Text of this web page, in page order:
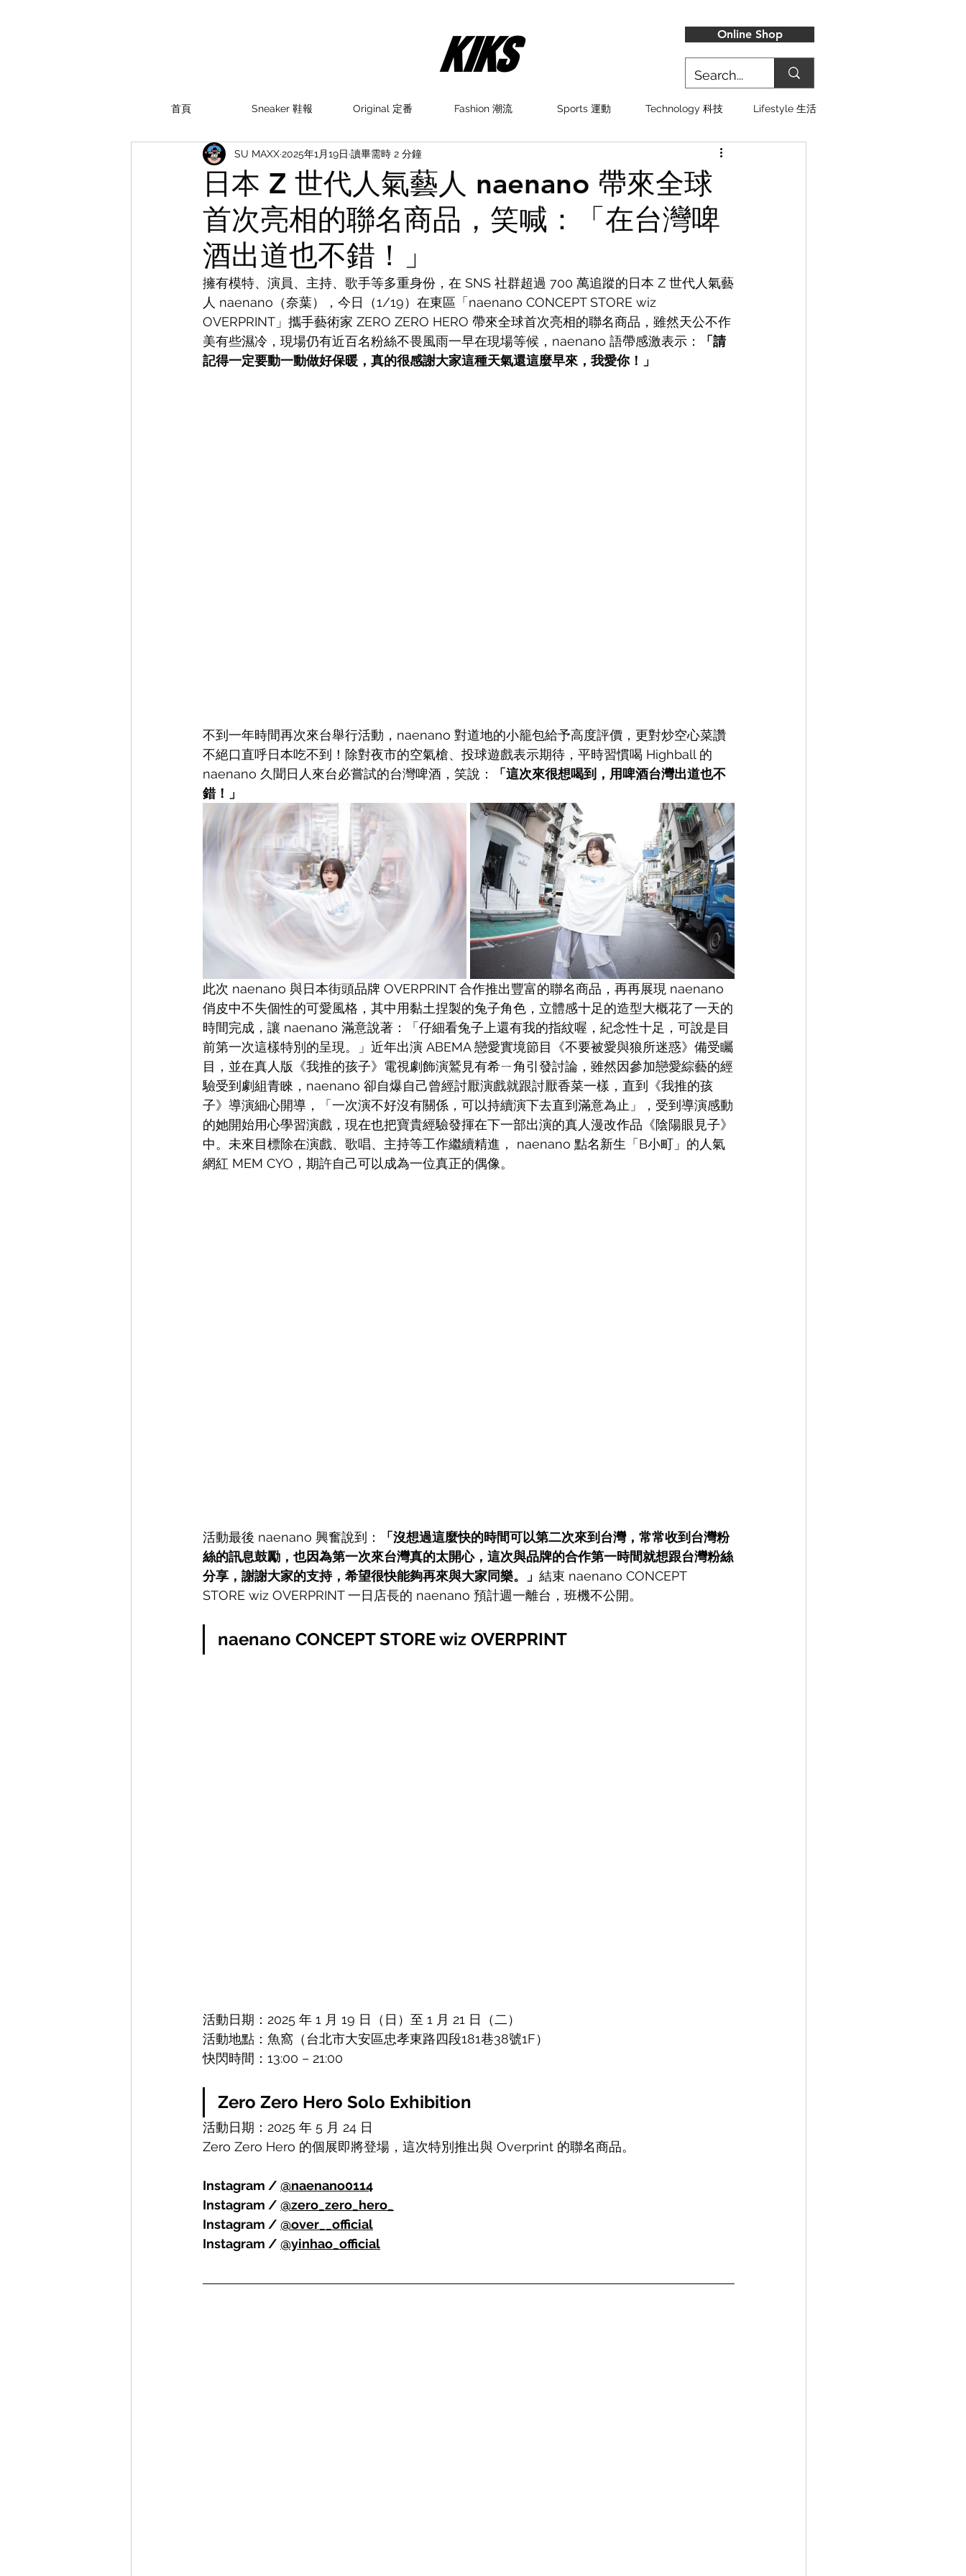
Online Shop
首頁 Sneaker 鞋報 Original 定番 Fashion 潮流 Sports 運動 Technology 科技 Lifestyle 生活
日本 Z 世代人氣藝人 naenano 帶來全球
首次亮相的聯名商品，笑喊：「在台灣啤
酒出道也不錯！」
SU MAXX2025年1月19日 讀畢需時 2 分鐘
擁有模特、演員、主持、歌手等多重身份，在 SNS 社群超過 700 萬追蹤的日本 Z 世代人氣藝
人 naenano（奈葉），今日（1/19）在東區「naenano CONCEPT STORE wiz
OVERPRINT」攜手藝術家 ZERO ZERO HERO 帶來全球首次亮相的聯名商品，雖然天公不作
美有些濕冷，現場仍有近百名粉絲不畏風雨一早在現場等候，naenano 語帶感激表示：
「請
記得一定要動一動做好保暖，真的很感謝大家這種天氣還這麼早來，我愛你！」
不到一年時間再次來台舉行活動，naenano 對道地的小籠包給予高度評價，更對炒空心菜讚
不絕口直呼日本吃不到！除對夜市的空氣槍、投球遊戲表示期待，平時習慣喝 Highball 的
naenano 久聞日人來台必嘗試的台灣啤酒，笑說：
「這次來很想喝到，用啤酒台灣出道也不
錯！」
此次 naenano 與日本街頭品牌 OVERPRINT 合作推出豐富的聯名商品，再再展現 naenano
俏皮中不失個性的可愛風格，其中用黏土捏製的兔子角色，立體感十足的造型大概花了一天的
時間完成，讓 naenano 滿意說著：「仔細看兔子上還有我的指紋喔，紀念性十足，可說是目
前第一次這樣特別的呈現。」近年出演 ABEMA 戀愛實境節⽬《不要被愛與狼所迷惑》備受矚
目，並在真人版《我推的孩子》電視劇飾演鷲見有希ㄧ角引發討論，雖然因參加戀愛綜藝的經
驗受到劇組青睞，naenano 卻自爆自己曾經討厭演戲就跟討厭香菜一樣，直到《我推的孩
子》導演細心開導，「一次演不好沒有關係，可以持續演下去直到滿意為止」，受到導演感動
的她開始用心學習演戲，現在也把寶貴經驗發揮在下一部出演的真人漫改作品《陰陽眼見子》
中。未來目標除在演戲、歌唱、主持等工作繼續精進， naenano 點名新生「B小町」的人氣
網紅 MEM CYO，期許自己可以成為一位真正的偶像。
活動最後 naenano 興奮說到：
「沒想過這麼快的時間可以第二次來到台灣，常常收到台灣粉
絲的訊息鼓勵，也因為第一次來台灣真的太開心，這次與品牌的合作第一時間就想跟台灣粉絲
分享，謝謝大家的支持，希望很快能夠再來與大家同樂。」 結束 naenano CONCEPT
STORE wiz OVERPRINT 一日店長的 naenano 預計週一離台，班機不公開。
naenano CONCEPT STORE wiz OVERPRINT
活動日期：2025 年 1 月 19 日（日）至 1 月 21 日（二）
活動地點：魚窩（台北市大安區忠孝東路四段181巷38號1F）
快閃時間：13:00 – 21:00
Zero Zero Hero Solo Exhibition
活動日期：2025 年 5 月 24 日
Zero Zero Hero 的個展即將登場，這次特別推出與 Overprint 的聯名商品。
Instagram / @naenano0114
Instagram / @zero_zero_hero_
Instagram / @over__official
Instagram / @yinhao_official